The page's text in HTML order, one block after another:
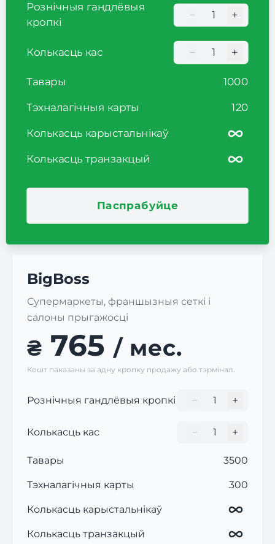
Рознічныя гандлёвыя
кропкі
Кількість
− +
Колькасць кас
Кількість
− +
Тавары 1000
Тэхналагічныя карты 120
Колькасць карыстальнікаў
Колькасць транзакцый
Паспрабуйце
BigBoss
Супермаркеты, франшызныя сеткі і
салоны прыгажосці
₴ 765 / мес.
Кошт паказаны за адну кропку продажу або тэрмінал.
Рознічныя гандлёвыя кропкі
Кількість
− +
Колькасць кас
Кількість
− +
Тавары 3500
Тэхналагічныя карты 300
Колькасць карыстальнікаў
Колькасць транзакцый